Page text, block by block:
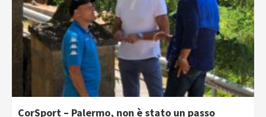
CorSport – Palermo, non è stato un passo